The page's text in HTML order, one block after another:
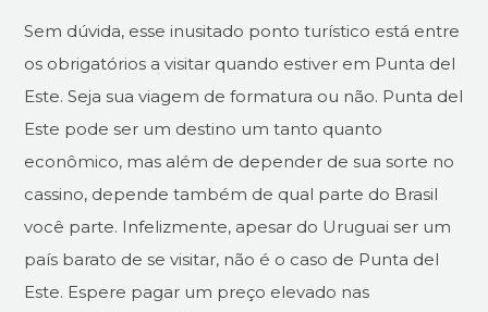
Sem dúvida, esse inusitado ponto turístico está entre
os obrigatórios a visitar quando estiver em Punta del
Este. Seja sua viagem de formatura ou não. Punta del
Este pode ser um destino um tanto quanto
econômico, mas além de depender de sua sorte no
cassino, depende também de qual parte do Brasil
você parte. Infelizmente, apesar do Uruguai ser um
país barato de se visitar, não é o caso de Punta del
Este. Espere pagar um preço elevado nas